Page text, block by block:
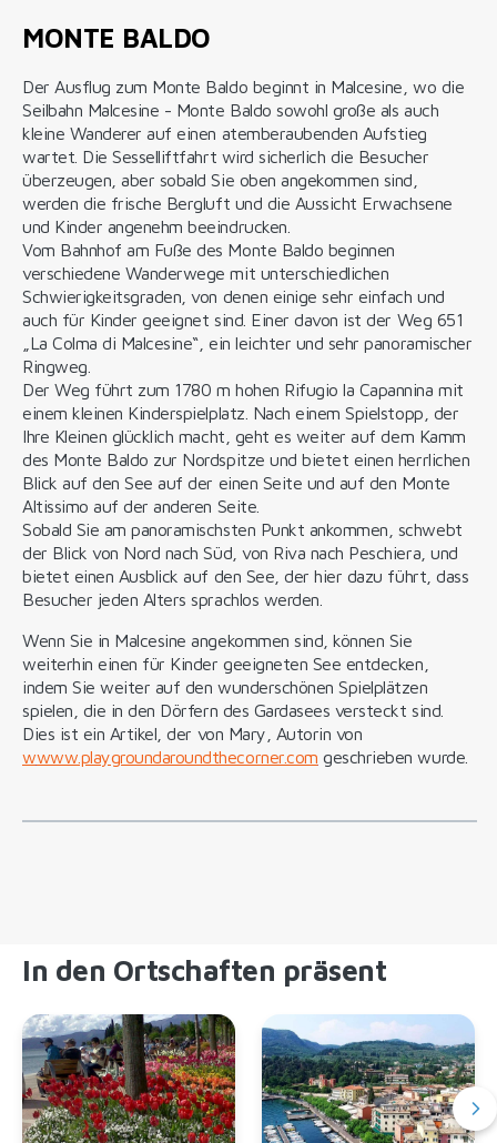
MONTE BALDO
Der Ausflug zum Monte Baldo beginnt in Malcesine, wo die
Seilbahn Malcesine - Monte Baldo sowohl große als auch
kleine Wanderer auf einen atemberaubenden Aufstieg
wartet. Die Sesselliftfahrt wird sicherlich die Besucher
überzeugen, aber sobald Sie oben angekommen sind,
werden die frische Bergluft und die Aussicht Erwachsene
und Kinder angenehm beeindrucken.
Vom Bahnhof am Fuße des Monte Baldo beginnen
verschiedene Wanderwege mit unterschiedlichen
Schwierigkeitsgraden, von denen einige sehr einfach und
auch für Kinder geeignet sind. Einer davon ist der Weg 651
„La Colma di Malcesine“, ein leichter und sehr panoramischer
Ringweg.
Der Weg führt zum 1780 m hohen Rifugio la Capannina mit
einem kleinen Kinderspielplatz. Nach einem Spielstopp, der
Ihre Kleinen glücklich macht, geht es weiter auf dem Kamm
des Monte Baldo zur Nordspitze und bietet einen herrlichen
Blick auf den See auf der einen Seite und auf den Monte
Altissimo auf der anderen Seite.
Sobald Sie am panoramischsten Punkt ankommen, schwebt
der Blick von Nord nach Süd, von Riva nach Peschiera, und
bietet einen Ausblick auf den See, der hier dazu führt, dass
Besucher jeden Alters sprachlos werden.
Wenn Sie in Malcesine angekommen sind, können Sie
weiterhin einen für Kinder geeigneten See entdecken,
indem Sie weiter auf den wunderschönen Spielplätzen
spielen, die in den Dörfern des Gardasees versteckt sind.
Dies ist ein Artikel, der von Mary, Autorin von
wwww.playgroundaroundthecorner.com geschrieben wurde.
In den Ortschaften präsent